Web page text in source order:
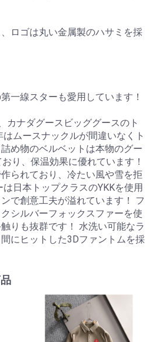
ロゴは丸い金属製のハサミを採
一線スターも愛用しています！
カナダグースビッググースのト
ムースナックルが間違いなくト
め物のベルベットは本物のグー
り、保温効果に優れています！
られており、冷たい風や雪を拒
日本トップクラスのYKKを使用
で創意工夫が溢れています！ フ
シルバーフォックスファーを使
りも抜群です！ 水洗い可能なラ
にヒットした3Dファントムを採